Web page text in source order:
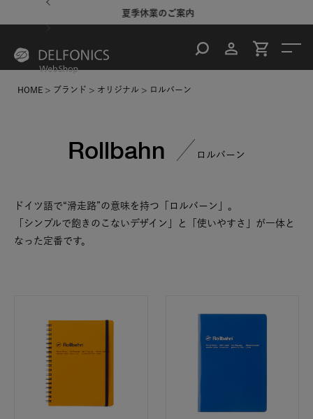
夏季休業のご案内
HOME ブランド オリジナル ロルバーン
Rollbahn ロルバーン
ドイツ語で“滑走路”の意味を持つ「ロルバーン」。
「シンプルで飽きのこないデザイン」と「使いやすさ」が一体と
なった定番です。